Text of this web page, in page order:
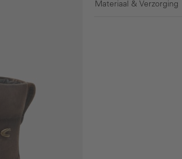
Materiaal & Verzorging